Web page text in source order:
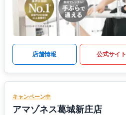
店舗情報 公式サイト
キャンペーン中
アマゾネス葛城新庄店